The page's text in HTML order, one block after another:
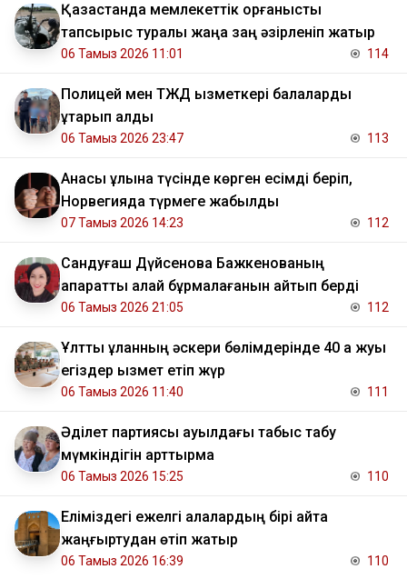
Қазақстанда мемлекеттік қорғаныстық
тапсырыс туралы жаңа заң әзірленіп жатыр
06 Тамыз 2026 11:01 114
Полицей мен ТЖД қызметкері балаларды
құтқарып қалды
06 Тамыз 2026 23:47 113
Анасы ұлына түсінде көрген есімді беріп,
Норвегияда түрмеге жабылды
07 Тамыз 2026 14:23 112
Сандуғаш Дүйсенова Бажкенованың
ақпаратты қалай бұрмалағанын айтып берді
06 Тамыз 2026 21:05 112
Ұлттық ұланның әскери бөлімдерінде 40 қа жуық
егіздер қызмет етіп жүр
06 Тамыз 2026 11:40 111
Әділет партиясы ауылдағы табыс табу
мүмкіндігін арттырмақ
06 Тамыз 2026 15:25 110
Еліміздегі ежелгі қалалардың бірі қайта
жаңғыртудан өтіп жатыр
06 Тамыз 2026 16:39 110